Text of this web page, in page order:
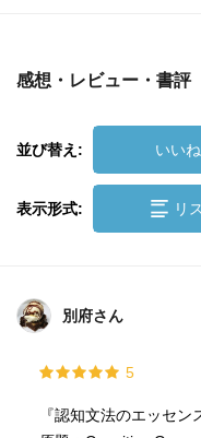
感想・レビュー・書評
並び替え: いい
表示形式: リ
別府さん
5
『認知文法のエッセン